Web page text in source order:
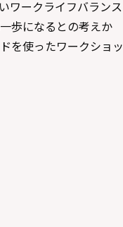
ワークライフバランス
歩になるとの考えか
を使ったワークショッ